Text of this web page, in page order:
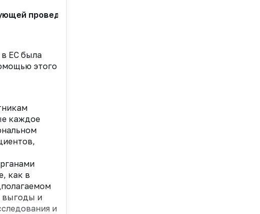
проведение клинических исследований в ЕС. Был
ЕС была
этого
каждое
как в
выгоды и
и